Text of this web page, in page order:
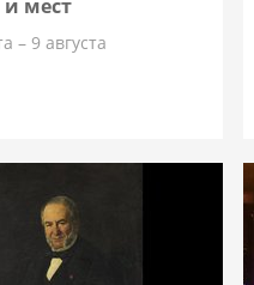
мест
– 9 августа